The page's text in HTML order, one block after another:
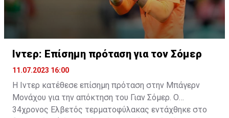
θέλουμε ενίσχυση στην επίθεση».
Ιντερ: Επίσημη πρόταση για τον Σόμερ
11.07.2023 16:00
Η Ιντερ κατέθεσε επίσημη πρόταση στην Μπάγερν
Μονάχου για την απόκτηση του Γιαν Σόμερ. Ο
34χρονος Ελβετός τερματοφύλακας εντάχθηκε στο